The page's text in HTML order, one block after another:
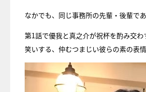
なかでも、同じ事務所の先輩・後輩で
第1話で優我と真之介が祝杯を酌み交
笑いする、仲むつまじい彼らの素の表情